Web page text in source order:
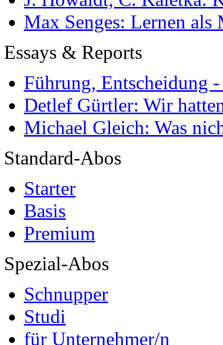
Max Senges: Lernen als
Essays & Reports
Führung, Entscheidung
Detlef Gürtler: Wir
Michael Gleich: Was
Standard-Abos
Starter
Basis
Premium
Spezial-Abos
Schnupper
Studi
für Unternehmer/n